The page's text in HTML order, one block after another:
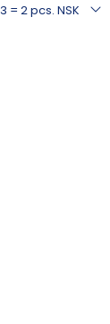
= 2 pcs. NSK